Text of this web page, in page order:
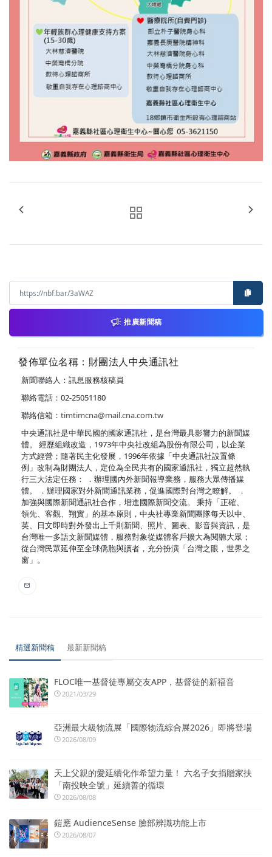
推廣新聞稿
發佈單位名稱：財團法人中央通訊社
新聞聯絡人：訊息服務核稿員
聯絡電話：02-25051180
聯絡信箱： timtimcna@mail.cna.com.tw
中央通訊社是中華民國的國家通訊社，是台灣最具影響力的新聞媒
體。 經歷組織改造，1973年中央社改組為股份有限公司，以企業
方式經營；隨著民主化發展，1996年依據「中央通訊社設置條
例」改制為財團法人，定位為全民共有的國家通訊社，獨立超然執
行三大法定任務： ．辦理國內外新聞報導業務，服務大眾傳播媒
體。 ．辦理國家對外新聞通訊業務，促進國際對台灣之瞭解。 ．
加強與國際新聞通訊社合作，增進國際新聞交流。 秉持「正確、
領先、客觀、翔實」的基本原則，中央社專業新聞團隊每天以中、
英、日文即時對外發出上千則新聞、照片、圖表、影音與資訊，是
台灣唯一多語文新聞媒體，服務對象從媒體客戶擴大為閱聽大眾；
從台灣民眾延伸至全球僑胞與讀者，充分扮演「台灣之眼，世界之
窗」。
精選新聞稿 最新新聞稿
FLOC唯一基督徒專屬交友APP，基督徒的新福音
2021/03/29
亞洲最大級物流展「國際物流綜合展2026」即將登場
2026/08/09
天上父親的愛延續化作希望力量！ 六名子女捐贈家扶
「南投映全號」延續善的循環
2026/08/08
鎧應 AudienceSense 臉部辨識功能上市
2026/08/07